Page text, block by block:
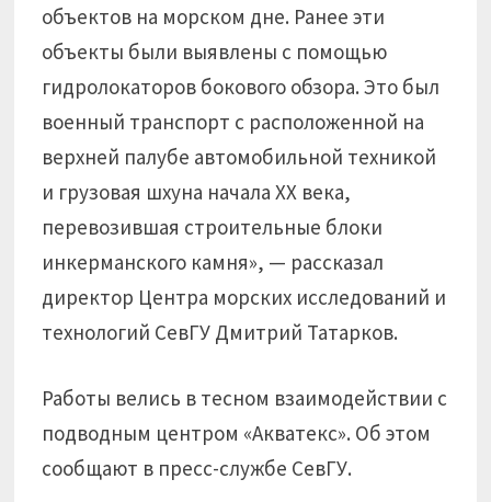
объектов на морском дне. Ранее эти
объекты были выявлены с помощью
гидролокаторов бокового обзора. Это был
военный транспорт с расположенной на
верхней палубе автомобильной техникой
и грузовая шхуна начала ХХ века,
перевозившая строительные блоки
инкерманского камня», — рассказал
директор Центра морских исследований и
технологий СевГУ Дмитрий Татарков.
Работы велись в тесном взаимодействии с
подводным центром «Акватекс». Об этом
сообщают в пресс-службе СевГУ.